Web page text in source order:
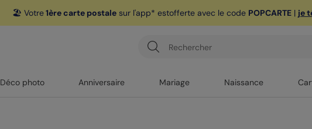
🏖️ Votre1ère carte postalesur l'app* estofferte avec le code POPCARTE| je
Déco photo Anniversaire Mariage Naissance